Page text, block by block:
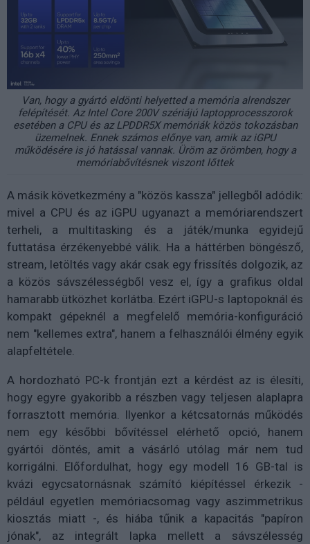
Van, hogy a gyártó eldönti helyetted a memória alrendszer
felépítését. Az Intel Core 200V szériájú laptopprocesszorok
esetében a CPU és az LPDDR5X memóriák közös tokozásban
üzemelnek. Ennek számos előnye van, amik az iGPU
működésére is jó hatással vannak. Üröm az örömben, hogy a
memóriabővítésnek viszont lőttek
A másik következmény a "közös kassza" jellegből adódik:
mivel a CPU és az iGPU ugyanazt a memóriarendszert
terheli, a multitasking és a játék/munka egyidejű
futtatása érzékenyebbé válik. Ha a háttérben böngésző,
stream, letöltés vagy akár csak egy frissítés dolgozik, az
a közös sávszélességből vesz el, így a grafikus oldal
hamarabb ütközhet korlátba. Ezért iGPU-s laptopoknál és
kompakt gépeknél a megfelelő memória-konfiguráció
nem "kellemes extra", hanem a felhasználói élmény egyik
alapfeltétele.
A hordozható PC-k frontján ezt a kérdést az is élesíti,
hogy egyre gyakoribb a részben vagy teljesen alaplapra
forrasztott memória. Ilyenkor a kétcsatornás működés
nem egy későbbi bővítéssel elérhető opció, hanem
gyártói döntés, amit a vásárló utólag már nem tud
korrigálni. Előfordulhat, hogy egy modell 16 GB-tal is
kvázi egycsatornásnak számító kiépítéssel érkezik -
például egyetlen memóriacsomag vagy aszimmetrikus
kiosztás miatt -, és hiába tűnik a kapacitás "papíron
jónak", az integrált lapka mellett a sávszélesség